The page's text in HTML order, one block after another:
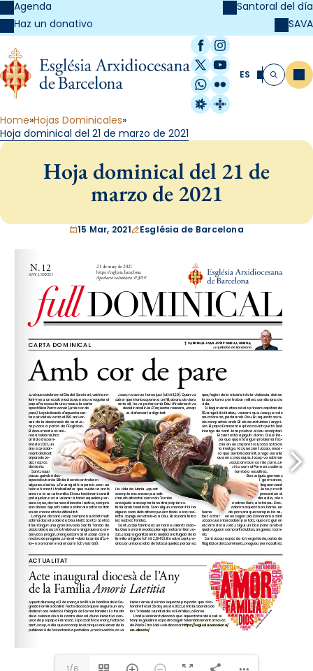
Agenda
Haz un donativo
Santoral del día
SAVA
Facebook
Instagram
X / Twitter
YouTube
WhatsApp
Flickr
Radio Estel
Catalunya
ES Buscar
Home Hojas Dominicales
Hoja dominical del 21 de marzo de 2021
Hoja dominical del 21 de
marzo de 2021
15 Mar, 2021 Església de Barcelona
pastoral@sagradafamilia.org